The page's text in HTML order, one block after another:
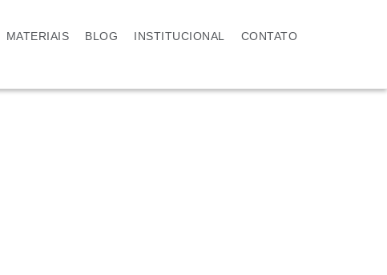
MATERIAIS BLOG INSTITUCIONAL CONTATO